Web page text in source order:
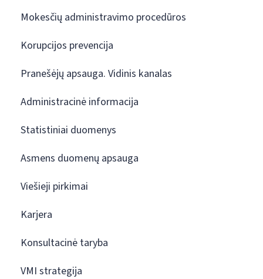
Mokesčių administravimo procedūros
Korupcijos prevencija
Pranešėjų apsauga. Vidinis kanalas
Administracinė informacija
Statistiniai duomenys
Asmens duomenų apsauga
Viešieji pirkimai
Karjera
Konsultacinė taryba
VMI strategija